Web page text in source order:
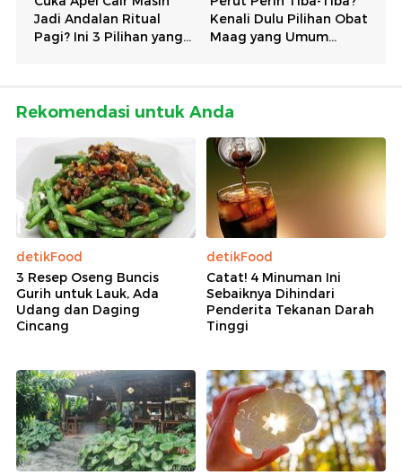
Rekomendasi untuk Anda
detikFood
3 Resep Oseng Buncis
Gurih untuk Lauk, Ada
Udang dan Daging
Cincang
detikFood
Catat! 4 Minuman Ini
Sebaiknya Dihindari
Penderita Tekanan Darah
Tinggi